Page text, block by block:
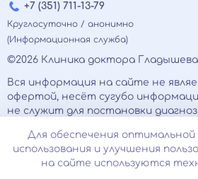
+7 (351) 711-13-79
Круглосуточно / анонимно
(Информационная служба)
©2026 Клиника доктора Гладышева
Вся информация на сайте не
офертой, несёт сугубо
не служит для постановки
Есть противопоказания,
проконсультироваться с врачом.
услуги, оказываемые по телефону,
Для обеспечения
использования и улучшения
на сайте используются